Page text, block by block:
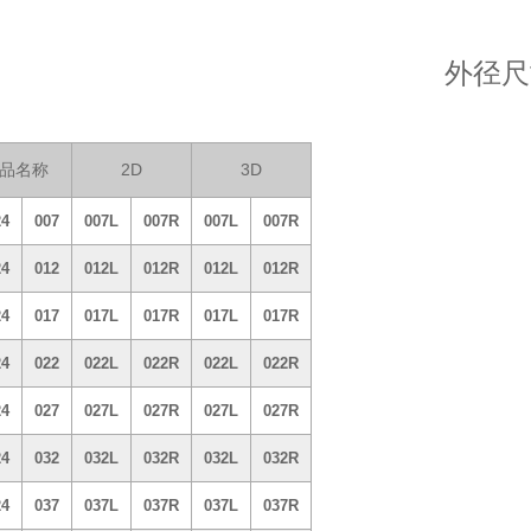
外径
名称 2D 3D
007 007L 007R 007L 007R
012 012L 012R 012L 012R
017 017L 017R 017L 017R
022 022L 022R 022L 022R
027 027L 027R 027L 027R
032 032L 032R 032L 032R
037 037L 037R 037L 037R